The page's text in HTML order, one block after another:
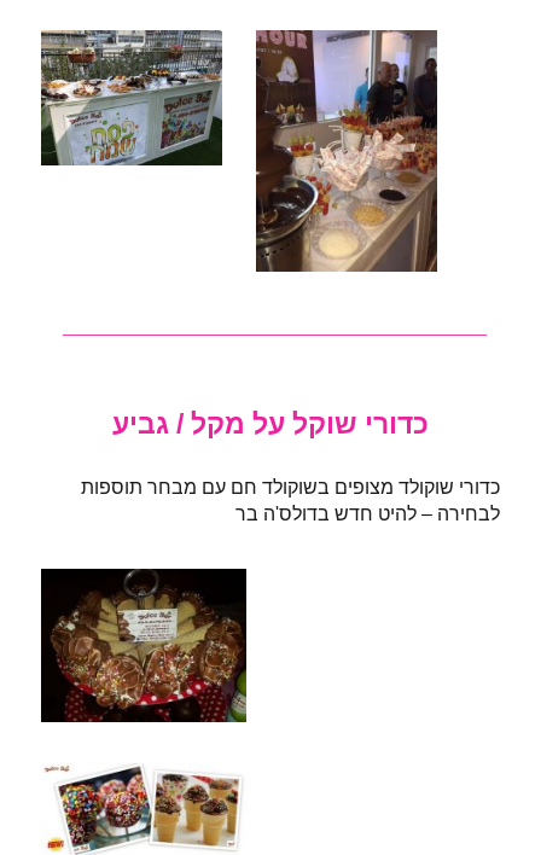
כדורי שוקל על מקל / גביע
כדורי שוקולד מצופים בשוקולד חם עם מבחר תוספות
לבחירה – להיט חדש בדולס'ה בר